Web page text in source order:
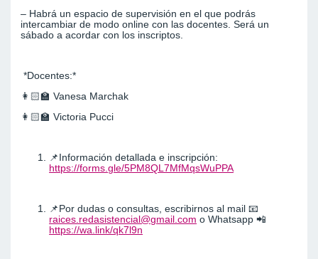
– Habrá un espacio de supervisión en el que podrás
intercambiar de modo online con las docentes. Será un
sábado a acordar con los inscriptos.
*Docentes:*
👩🏻‍🏫 Vanesa Marchak
👩🏻‍🏫 Victoria Pucci
📌Información detallada e inscripción:
https://forms.gle/5PM8QL7MfMqsWuPPA
📌Por dudas o consultas, escribirnos al mail 📧
raices.redasistencial@gmail.com o Whatsapp 📲
https://wa.link/qk7l9n